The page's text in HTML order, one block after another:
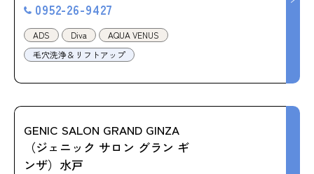
0952-26-9427
ADS Diva
AQUA VENUS
毛穴洗浄＆リフトアップ
GENIC SALON GRAND GINZA
（ジェニック サロン グラン ギ
ンザ）水戸